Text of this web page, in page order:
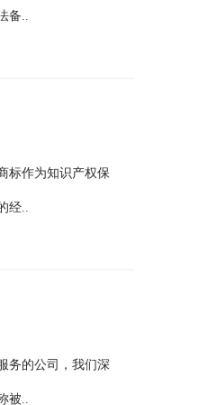
备..
标作为知识产权保
经..
务的公司，我们深
被..